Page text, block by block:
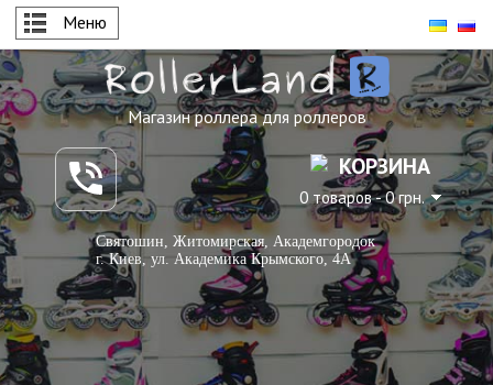
Меню
Магазин роллера для роллеров
КОРЗИНА
0 товаров - 0 грн.
Святошин, Житомирская, Академгородок
г. Киев, ул. Академика Крымского, 4А